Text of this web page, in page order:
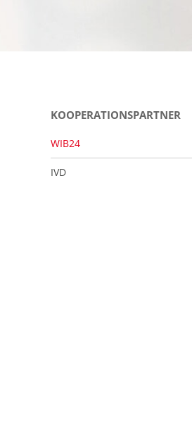
KOOPERATIONSPARTNER
WIB24
IVD